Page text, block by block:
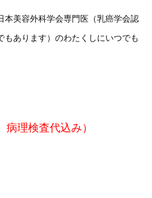
本美容外科学会専門医（乳癌学会認
もあります）のわたくしにいつでも
理検査代込み）